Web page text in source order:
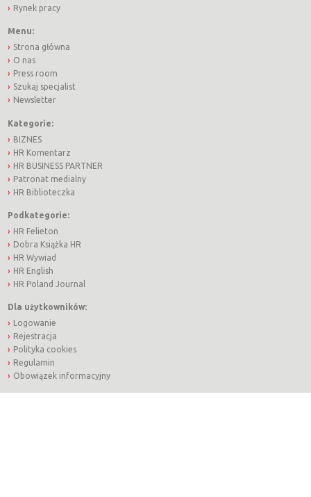
Rynek pracy
Menu:
Strona główna
O nas
Press room
Szukaj specjalist
Newsletter
Kategorie:
BIZNES
HR Komentarz
HR BUSINESS PARTNER
Patronat medialny
HR Biblioteczka
Podkategorie:
HR Felieton
Dobra Książka HR
HR Wywiad
HR English
HR Poland Journal
Dla użytkowników:
Logowanie
Rejestracja
Polityka cookies
Regulamin
Obowiązek informacyjny